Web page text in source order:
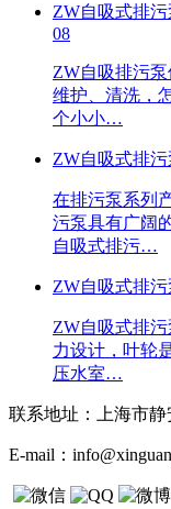
ZW自吸式排
08
ZW自吸排污
维护、清洗，
个小小…
ZW自吸式排
在排污泵系列
污泵具有广阔
自吸式排污…
ZW自吸式排
ZW自吸式排
力设计，叶轮
压水室…
联系地址： 上海市
E-mail：